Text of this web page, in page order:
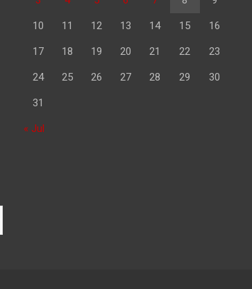
10 11 12 13 14 15 16
17 18 19 20 21 22 23
24 25 26 27 28 29 30
31
« Jul